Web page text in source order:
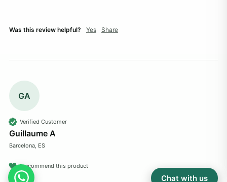
Was this review helpful? Yes Share
GA
Verified Customer
Guillaume A
Barcelona, ES
I recommend this product
Chat with us